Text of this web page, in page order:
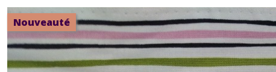
Nouveauté